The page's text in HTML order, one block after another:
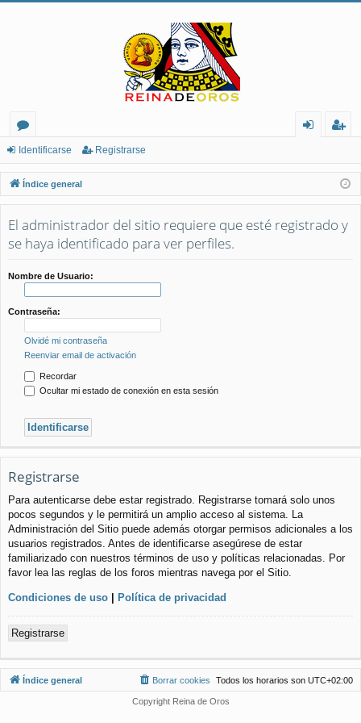
or
os
nt
ifi
ca
ist
ra
rs
Identificarse Registrarse
Índice general
El administrador del sitio requiere que esté registrado y
se haya identificado para ver perfiles.
Nombre de Usuario:
Contraseña:
Olvidé mi contraseña
Reenviar email de activación
Recordar
Ocultar mi estado de conexión en esta sesión
Registrarse
Para autenticarse debe estar registrado. Registrarse tomará solo unos
pocos segundos y le permitirá un amplio acceso al sistema. La
Administración del Sitio puede además otorgar permisos adicionales a los
usuarios registrados. Antes de identificarse asegúrese de estar
familiarizado con nuestros términos de uso y políticas relacionadas. Por
favor lea las reglas de los foros mientras navega por el Sitio.
Condiciones de uso | Política de privacidad
Registrarse
Índice general Todos los horarios son UTC+02:00
Borrar cookies
Copyright Reina de Oros